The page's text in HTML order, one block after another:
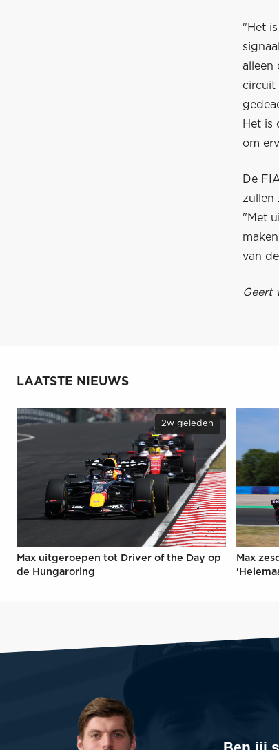
"Het
alleen
circuit
Het is
om
De
zullen
"Met
van
Geert
LAATSTE NIEUWS
2w geleden
Max uitgeroepen tot Driver of the Day op
de Hungaroring
Max
Ben jij